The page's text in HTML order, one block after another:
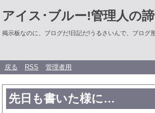
アイス･ブルー!管理人の
掲示板なのに、ブログだ!日記だ!うるさいんで、ブログ
戻る RSS 管理者用
先日も書いた様に…